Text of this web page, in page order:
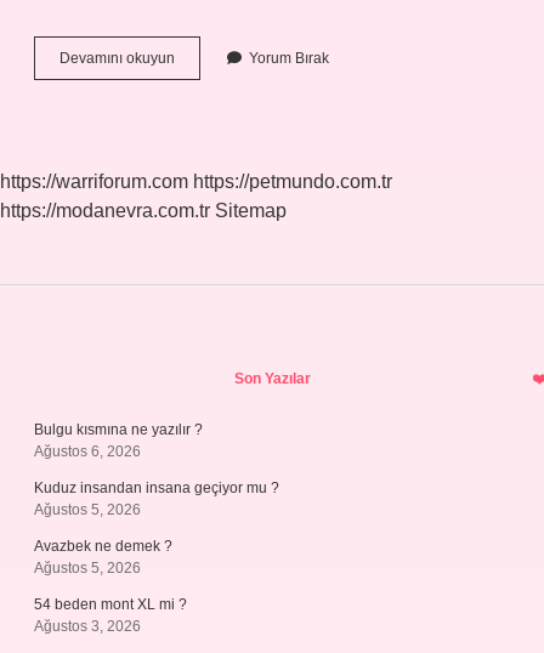
Devamını okuyun
Yemek
Yorum Bırak
https://warriforum.com https://petmundo.com.tr
https://modanevra.com.tr Sitemap
Son Yazılar
Bulgu kısmına ne yazılır ?
Ağustos 6, 2026
Kuduz insandan insana geçiyor mu ?
Ağustos 5, 2026
Avazbek ne demek ?
Ağustos 5, 2026
54 beden mont XL mi ?
Ağustos 3, 2026